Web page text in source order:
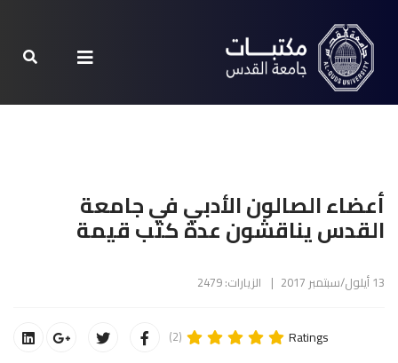
أعضاء الصالون الأدبي في جامعة
القدس يناقشون عدة كتب قيمة
13 أيلول/سبتمبر 2017 الزيارات: 2479
Ratings
(2)